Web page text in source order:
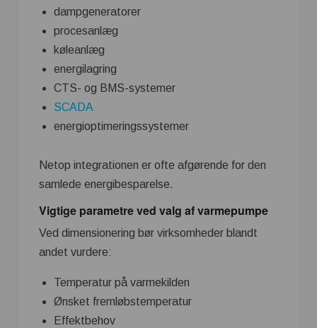
dampgeneratorer
procesanlæg
køleanlæg
energilagring
CTS- og BMS-systemer
SCADA
energioptimeringssystemer
Netop integrationen er ofte afgørende for den
samlede energibesparelse.
Vigtige parametre ved valg af varmepumpe
Ved dimensionering bør virksomheder blandt
andet vurdere:
Temperatur på varmekilden
Ønsket fremløbstemperatur
Effektbehov